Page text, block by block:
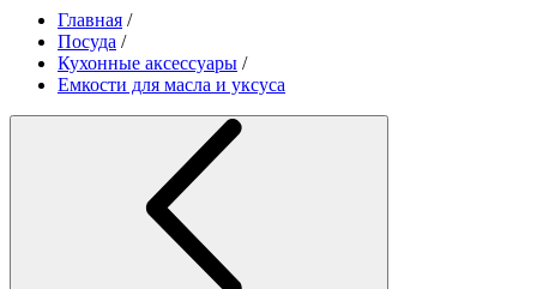
Главная /
Посуда /
Кухонные аксессуары /
Емкости для масла и уксуса